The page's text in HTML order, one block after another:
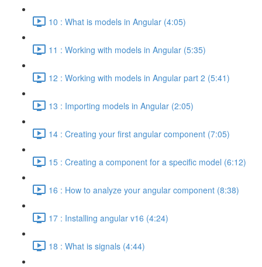
10 : What is models in Angular (4:05)
11 : Working with models in Angular (5:35)
12 : Working with models in Angular part 2 (5:41)
13 : Importing models in Angular (2:05)
14 : Creating your first angular component (7:05)
15 : Creating a component for a specific model (6:12)
16 : How to analyze your angular component (8:38)
17 : Installing angular v16 (4:24)
18 : What is signals (4:44)